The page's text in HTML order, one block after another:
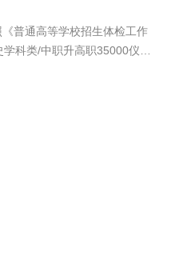
普通高等学校招生体检工作
科类/中职升高职35000仪表